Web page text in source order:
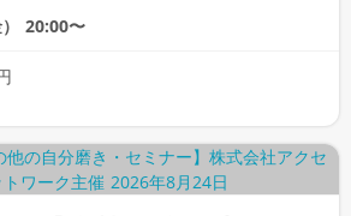
男性へ
20:00〜